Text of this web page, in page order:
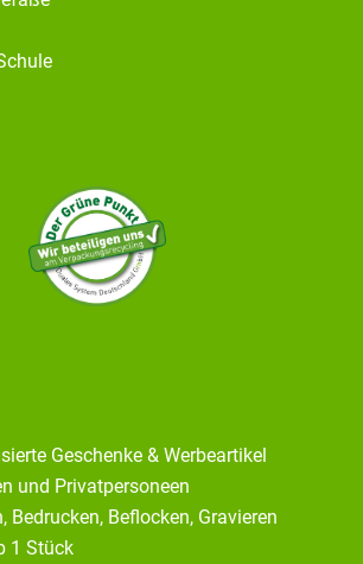
Geschenke & Werbeartikel
und Privatpersoneen
Bedrucken, Beflocken, Gravieren
1 Stück